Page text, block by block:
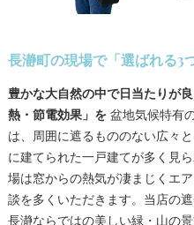
長瀞町の現場で「選ばれる3
豊かな大自然の中で日当たりが
熱・節電効果」を盆地気候特有
は、周囲に遮るもののない広々
に建てられた一戸建てが多く見
場は窓からの熱気が凄まじくエ
談を多くいただきます。当店の
長瀞ならではの美しい緑・山の